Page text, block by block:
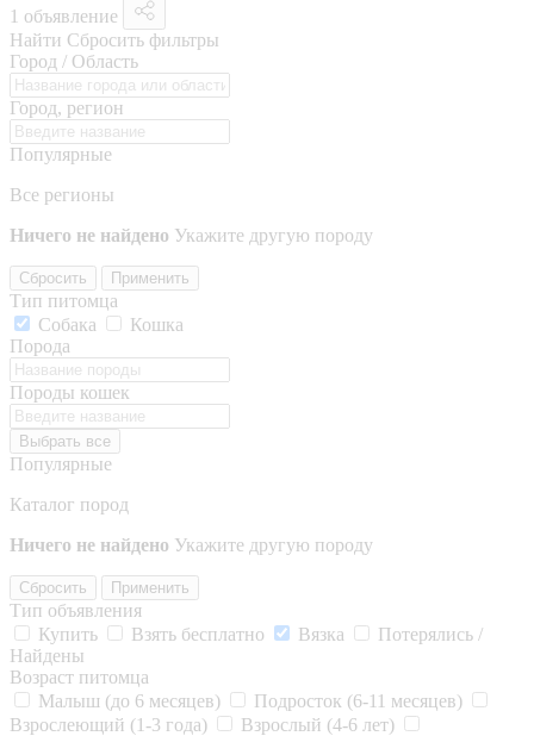
1 объявление
Найти Сбросить фильтры
Город / Область
Город, регион
Популярные
Все регионы
Ничего не найдено Укажите другую породу
Сбросить Применить
Тип питомца
Собака
Кошка
Порода
Породы кошек
Выбрать все
Популярные
Каталог пород
Ничего не найдено Укажите другую породу
Сбросить Применить
Тип объявления
Купить
Взять бесплатно Вязка
Потерялись /
Найдены
Возраст питомца
Малыш (до 6 месяцев)
Подросток (6-11 месяцев)
Взрослеющий (1-3 года)
Взрослый (4-6 лет)